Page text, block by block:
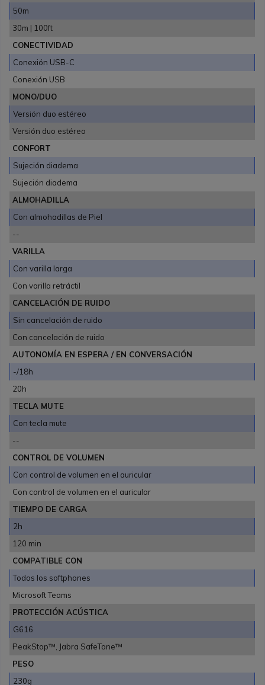
50m
30m | 100ft
CONECTIVIDAD
Conexión USB-C
Conexión USB
MONO/DUO
Versión duo estéreo
Versión duo estéreo
CONFORT
Sujeción diadema
Sujeción diadema
ALMOHADILLA
Con almohadillas de Piel
--
VARILLA
Con varilla larga
Con varilla retráctil
CANCELACIÓN DE RUIDO
Sin cancelación de ruido
Con cancelación de ruido
AUTONOMÍA EN ESPERA / EN CONVERSACIÓN
-/18h
20h
TECLA MUTE
Con tecla mute
--
CONTROL DE VOLUMEN
Con control de volumen en el auricular
Con control de volumen en el auricular
TIEMPO DE CARGA
2h
120 min
COMPATIBLE CON
Todos los softphones
Microsoft Teams
PROTECCIÓN ACÚSTICA
G616
PeakStop™, Jabra SafeTone™
PESO
230g